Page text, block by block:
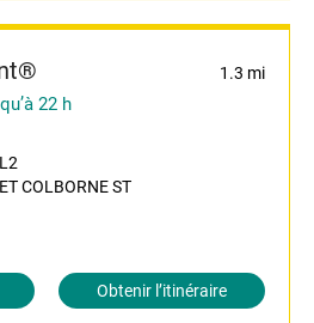
1.3 mi
22 h
COLBORNE ST
Obtenir l’itinéraire